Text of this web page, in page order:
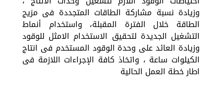
وزيادة نسبة مشاركة الطاقات المتجددة فى مزيج
الطاقة خلال الفترة المقبلة، واستخدام أنماط
التشغيل الجديدة لتحقيق الاستخدام الامثل للوقود
وزيادة العائد على وحدة الوقود المستخدم فى انتاج
الكيلوات ساعة ، واتخاذ كافة الإجراءات اللازمة فى
اطار خطة العمل الحالية